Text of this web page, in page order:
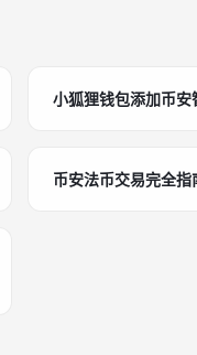
小狐狸钱包添加币
币安法币交易完全